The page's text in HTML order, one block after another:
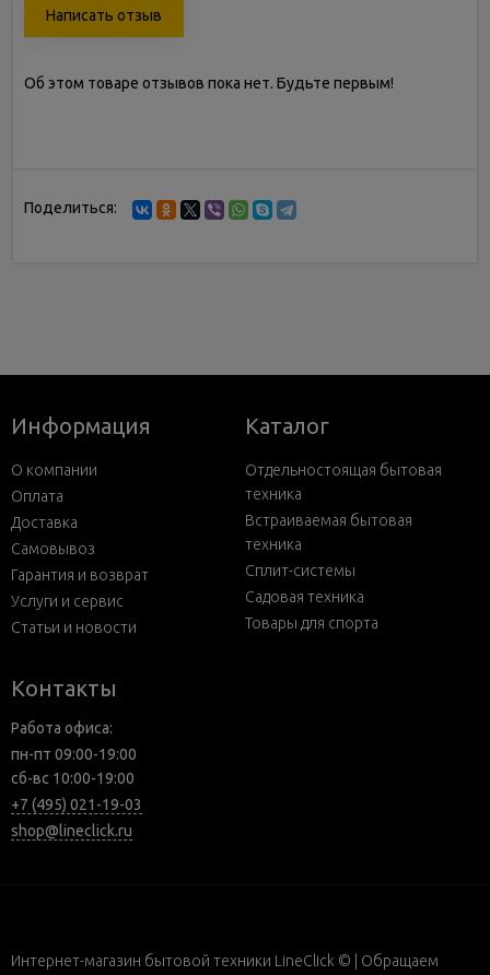
Написать отзыв
Об этом товаре отзывов пока нет. Будьте первым!
Поделиться:
Информация
О компании
Оплата
Доставка
Самовывоз
Гарантия и возврат
Услуги и сервис
Статьи и новости
Каталог
Отдельностоящая бытовая
техника
Встраиваемая бытовая
техника
Сплит-системы
Садовая техника
Товары для спорта
Контакты
Работа офиса:
пн-пт 09:00-19:00
сб-вс 10:00-19:00
+7 (495) 021-19-03
shop@lineclick.ru
Интернет-магазин бытовой техники LineClick © | Обращаем